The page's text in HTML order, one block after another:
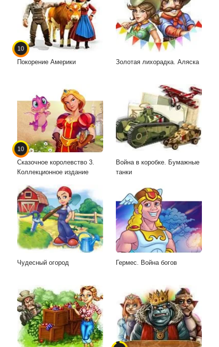
10
Покорение Америки Золотая лихорадка. Аляска
10
Сказочное королевство 3.
Коллекционное издание
Война в коробке. Бумажные
танки
Чудесный огород Гермес. Война богов